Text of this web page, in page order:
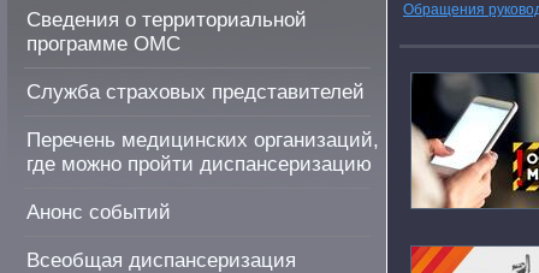
Сведения о территориальной
программе ОМС
Служба страховых представителей
Перечень медицинских организаций,
где можно пройти диспансеризацию
Анонс событий
Всеобщая диспансеризация
Обращения